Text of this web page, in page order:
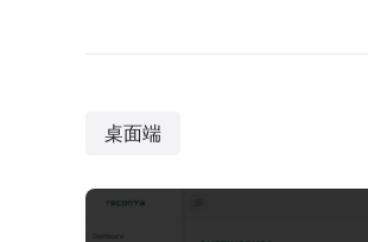
桌面端